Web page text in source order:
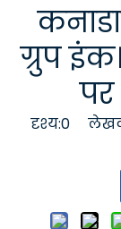
ग्रुप
पर
दृश्य:0